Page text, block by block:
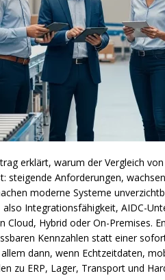
erklärt, warum der Vergleich
steigende Anforderungen,
moderne Systeme
Integrationsfähigkeit, AIDC-
Cloud, Hybrid oder On-Premises.
Kennzahlen statt einer
dann, wenn Echtzeitdaten,
zu ERP, Lager, Transport und